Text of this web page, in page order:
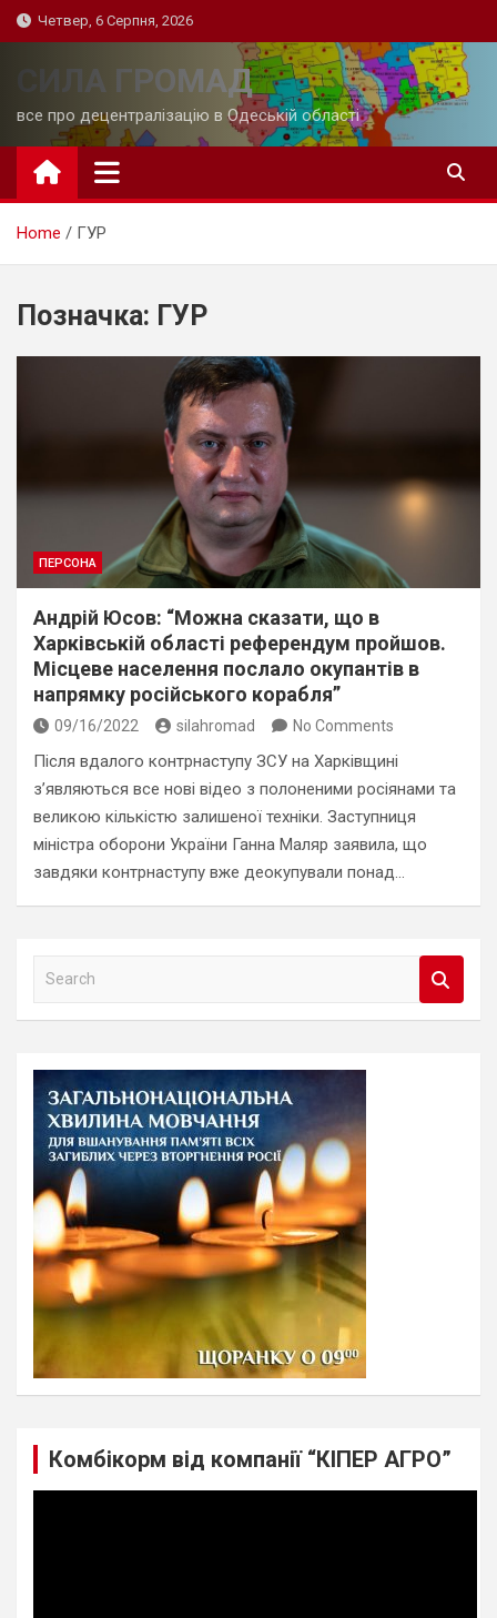
Skip
to
Четвер, 6 Серпня, 2026
СИЛА ГРОМАД
все про децентралізацію в Одеській області
Home ГУР
Позначка: ГУР
ПЕРСОНА
Андрій Юсов: “Можна сказати, що в
Харківській області референдум пройшов.
Місцеве населення послало окупантів в
напрямку російського корабля”
09/16/2022 silahromad No Comments
Після вдалого контрнаступу ЗСУ на Харківщині
з’являються все нові відео з полоненими росіянами та
великою кількістю залишеної техніки. Заступниця
міністра оборони України Ганна Маляр заявила, що
завдяки контрнаступу вже деокупували понад…
a
Комбікорм від компанії “КІПЕР АГРО”